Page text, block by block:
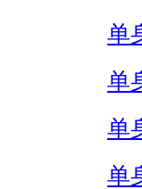
单
单
单
单